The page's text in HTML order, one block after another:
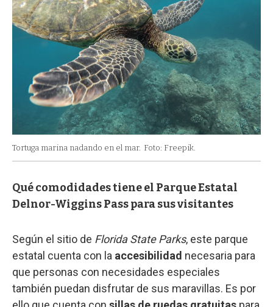
Tortuga marina nadando en el mar. Foto: Freepik.
Qué comodidades tiene el Parque Estatal
Delnor-Wiggins Pass para sus visitantes
Según el sitio de Florida State Parks, este parque
estatal cuenta con la accesibilidad necesaria para
que personas con necesidades especiales
también puedan disfrutar de sus maravillas. Es por